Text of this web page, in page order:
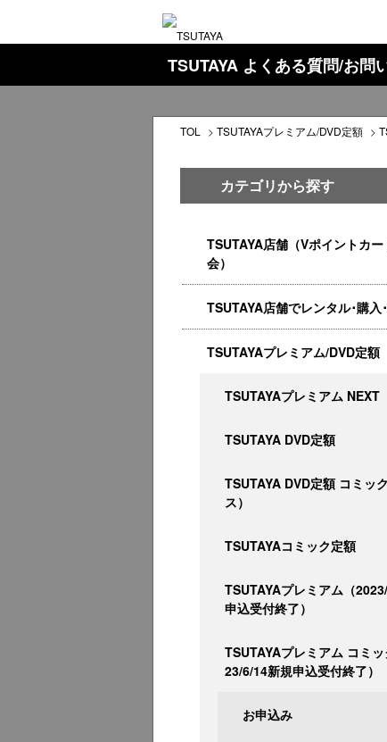
TSUTAYA よくある質問/お問
TOL > TSUTAYAプレミアム/DVD定額 >
カテゴリから探す
TSUTAYA店舗（Vポイントカー
会）
TSUTAYA店舗でレンタル･購入
TSUTAYAプレミアム/DVD定額
TSUTAYAプレミアム NEXT
TSUTAYA DVD定額
TSUTAYA DVD定額 コミッ
ス）
TSUTAYAコミック定額
TSUTAYAプレミアム（
申込受付終了）
TSUTAYAプレミアム コミ
23/6/14新規申込受付終了）
お申込み